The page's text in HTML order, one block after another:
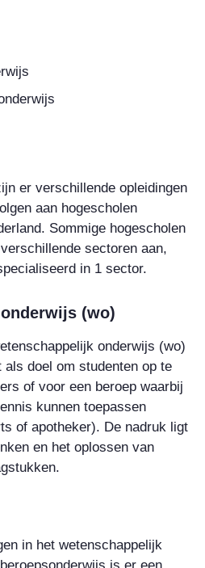
er verschillende opleidingen
aan hogescholen
Sommige hogescholen
sectoren aan,
in 1 sector.
(wo)
onderwijs (wo)
doel om studenten op te
of voor een beroep waarbij
kunnen toepassen
of apotheker). De nadruk ligt
en het oplossen van
in het wetenschappelijk